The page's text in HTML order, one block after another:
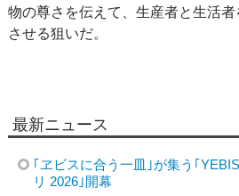
物の尊さを伝えて、生産者と生活
させる狙いだ。
最新ニュース
｢ヱビスに合う一皿｣が集う｢
リ 2026｣開幕